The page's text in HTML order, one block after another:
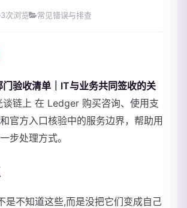
3次浏览 常见错误与排查
验收清单｜IT与业务共同签收的关
谈链上 在 Ledger 购买咨询、使用支
官方入口核验中的服务边界，帮助用
步处理方式。
是不知道这些,而是没把它们变成自己